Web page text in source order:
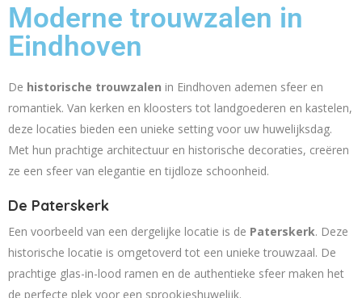
Moderne trouwzalen in
Eindhoven
De historische trouwzalen in Eindhoven ademen sfeer en
romantiek. Van kerken en kloosters tot landgoederen en kastelen,
deze locaties bieden een unieke setting voor uw huwelijksdag.
Met hun prachtige architectuur en historische decoraties, creëren
ze een sfeer van elegantie en tijdloze schoonheid.
De Paterskerk
Een voorbeeld van een dergelijke locatie is de Paterskerk. Deze
historische locatie is omgetoverd tot een unieke trouwzaal. De
prachtige glas-in-lood ramen en de authentieke sfeer maken het
de perfecte plek voor een sprookjeshuwelijk.